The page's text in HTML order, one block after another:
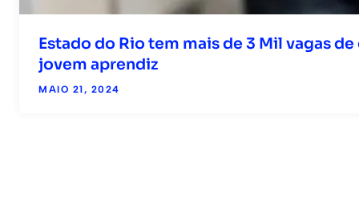
Estado do Rio tem mais de 3 Mil vagas
jovem aprendiz
MAIO 21, 2024